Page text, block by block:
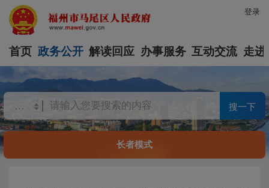
登录
首页 政务公开 解读回应 办事服务 互动交流 走进
搜一下
长者模式